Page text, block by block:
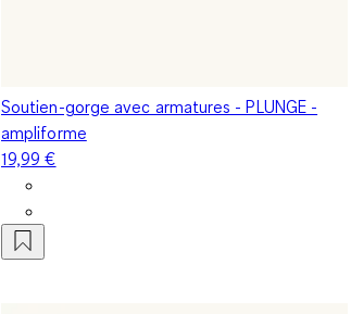
Soutien-gorge avec armatures - PLUNGE -
ampliforme
19,99 €